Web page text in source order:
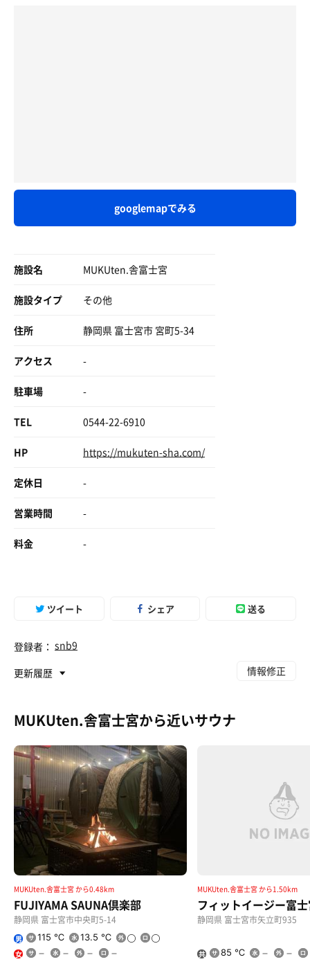
googlemapでみる
施設名 MUKUten.舎富士宮
施設タイプ その他
住所 静岡県 富士宮市 宮町5-34
アクセス -
駐車場 -
TEL 0544-22-6910
HP https://mukuten-sha.com/
定休日 -
営業時間 -
料金 -
ツイート シェア 送る
登録者： snb9
更新履歴
情報修正
MUKUten.舎富士宮から近いサウナ
MUKUten.舎富士宮 から0.48km
FUJIYAMA SAUNA倶楽部
静岡県 富士宮市中央町5-14
男 115 ℃ 13.5 ℃
女
MUKUten.舎富士宮 から1.50km
フィットイージー富
静岡県 富士宮市矢立町935
共
85 ℃